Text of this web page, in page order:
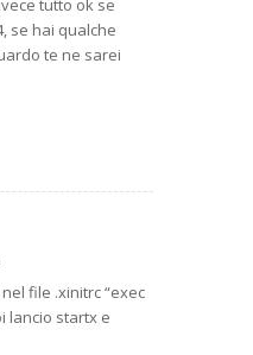
tutto ok se
se hai qualche
te ne sarei
file .xinitrc “exec
lancio startx e